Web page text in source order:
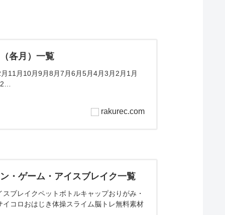
各月）一覧
11月10月9月8月7月6月5月4月3月2月1月
rakurec.com
・ゲーム・アイスブレイク一覧
ブレイクペットボトルキャップおりがみ・
コロおはじき体操スライム脳トレ無料素材